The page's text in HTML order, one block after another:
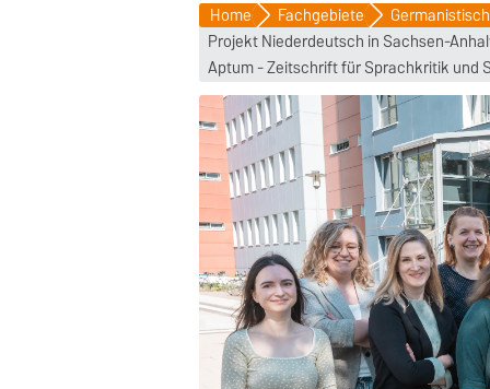
Home Fachgebiete
Projekt Niederdeutsch in Sachsen-
Aptum - Zeitschrift für Sprachkritik und